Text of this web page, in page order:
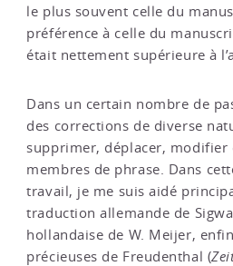
le plus souvent celle du
préférence à celle du
était nettement supérieure à
Dans un certain nombre de
des corrections de diverse
supprimer, déplacer, modifier
membres de phrase. Dans
travail, je me suis aidé
traduction allemande de
hollandaise de W. Meijer,
précieuses de Freudenthal (